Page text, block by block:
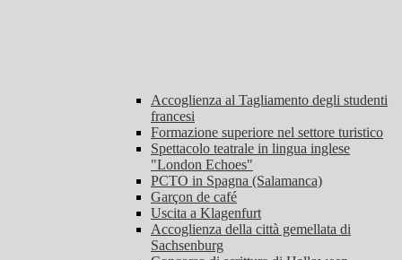
Accoglienza al Tagliamento degli studenti
francesi
Formazione superiore nel settore turistico
Spettacolo teatrale in lingua inglese
"London Echoes"
PCTO in Spagna (Salamanca)
Garçon de café
Uscita a Klagenfurt
Accoglienza della città gemellata di
Sachsenburg